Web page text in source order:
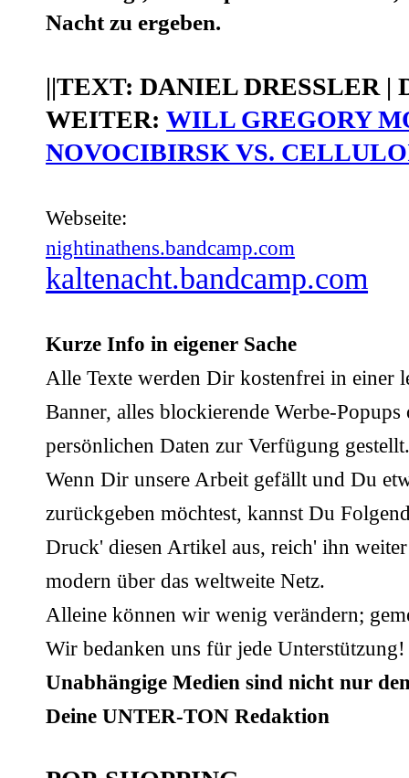
Nacht zu ergeben.
||TEXT: DANIEL DRESSLER |
WEITER: WILL GREGORY
NOVOCIBIRSK VS.
Webseite:
nightinathens.bandcamp.com
kaltenacht.bandcamp.com
Kurze Info in eigener Sache
Alle Texte werden Dir kostenfrei in einer
Banner, alles blockierende Werbe-
persönlichen Daten zur Verfügung
Wenn Dir unsere Arbeit gefällt und Du
zurückgeben möchtest, kannst Du
Druck' diesen Artikel aus, reich' ihn
modern über das weltweite Netz.
Alleine können wir wenig verändern;
Wir bedanken uns für jede Unterstützung!
Unabhängige Medien sind nicht nur
Deine UNTER-TON Redaktion